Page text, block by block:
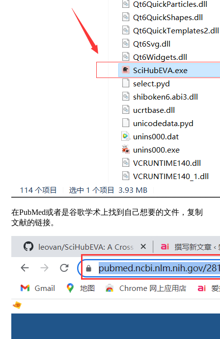
在PubMed或者是谷歌学术上找到自己想要的文件，复制
文献的链接。